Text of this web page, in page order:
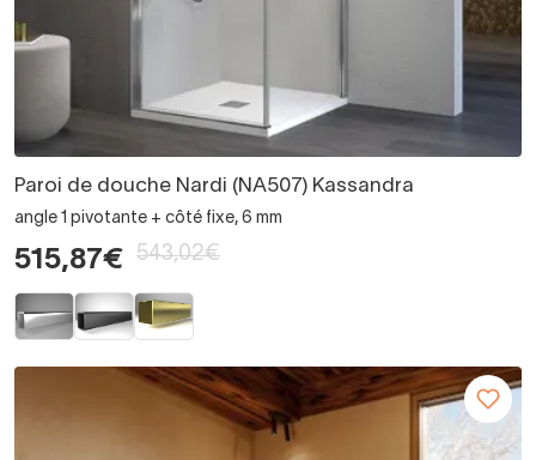
Paroi de douche Nardi (NA507) Kassandra
angle 1 pivotante + côté fixe, 6 mm
515,87€ 543,02€